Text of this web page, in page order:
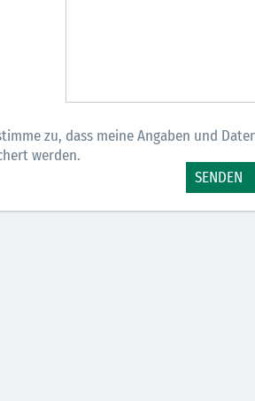
zu, dass meine Angaben und
werden.
SENDEN